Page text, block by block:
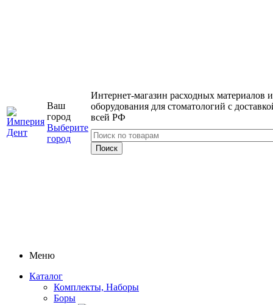
Ваш
город
Выберите
город
Интернет-магазин расходных материалов и
оборудования для стоматологий с
всей РФ
Меню
Каталог
Комплекты, Наборы
Боры